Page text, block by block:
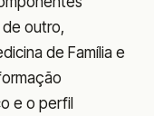
outro,
de Família e
e o perfil